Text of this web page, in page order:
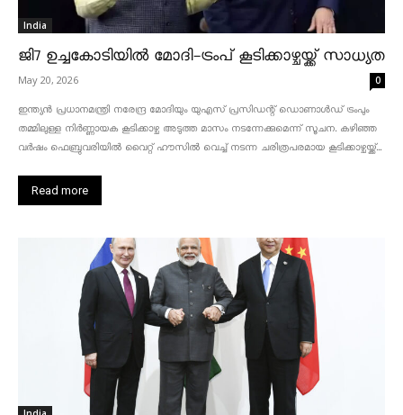
India
ജി7 ഉച്ചകോടിയിൽ മോദി-ട്രംപ് കൂടിക്കാഴ്ചയ്ക്ക് സാധ്യത
May 20, 2026 0
ഇന്ത്യൻ പ്രധാനമന്ത്രി നരേന്ദ്ര മോദിയും യുഎസ് പ്രസിഡന്റ് ഡൊണാൾഡ് ട്രംപും
തമ്മിലുള്ള നിർണ്ണായക കൂടിക്കാഴ്ച അടുത്ത മാസം നടന്നേക്കുമെന്ന് സൂചന. കഴിഞ്ഞ
വർഷം ഫെബ്രുവരിയിൽ വൈറ്റ് ഹൗസിൽ വെച്ച് നടന്ന ചരിത്രപരമായ കൂടിക്കാഴ്ചയ്ക്ക്...
Read more